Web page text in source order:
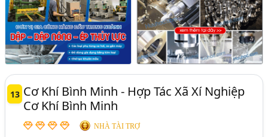
13 Cơ Khí Bình Minh - Hợp Tác Xã Xí Nghiệp
Cơ Khí Bình Minh
NHÀ TÀI TRỢ